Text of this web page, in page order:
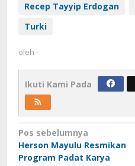
Recep Tayyip Erdogan
Turki
oleh -
Ikuti Kami Pada
Navigasi
pos
Pos sebelumnya
Herson Mayulu Resmikan
Program Padat Karya